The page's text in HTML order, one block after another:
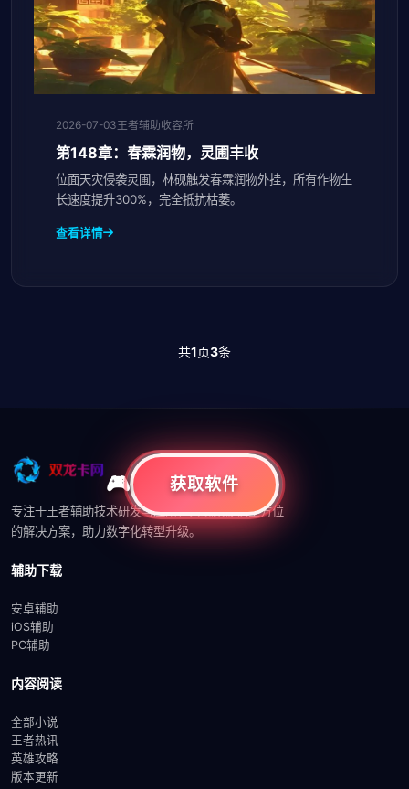
2026-07-03王者辅助收容所
第148章：春霖润物，灵圃丰收
位面天灾侵袭灵圃，林砚触发春霖润物外挂，所有作物生
长速度提升300%，完全抵抗枯萎。
查看详情
共1页3条
专注于王者辅助技术研发与应用，为玩家提供全方位
的解决方案，助力数字化转型升级。
辅助下载
安卓辅助
iOS辅助
PC辅助
内容阅读
全部小说
王者热讯
英雄攻略
版本更新
获取软件